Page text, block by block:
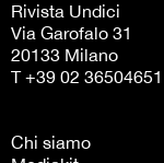
Rivista Undici
Via Garofalo 31
20133 Milano
T +39 02 36504651
Chi siamo